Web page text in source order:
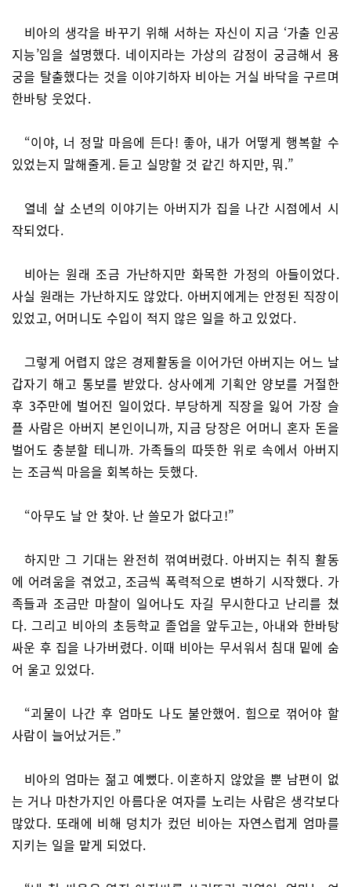
비아의 생각을 바꾸기 위해 서하는 자신이 지금 ‘가출 인공
지능’임을 설명했다. 네이지라는 가상의 감정이 궁금해서 용
궁을 탈출했다는 것을 이야기하자 비아는 거실 바닥을 구르며
한바탕 웃었다.
“이야, 너 정말 마음에 든다! 좋아, 내가 어떻게 행복할 수
있었는지 말해줄게. 듣고 실망할 것 같긴 하지만, 뭐.”
열네 살 소년의 이야기는 아버지가 집을 나간 시점에서 시
작되었다.
비아는 원래 조금 가난하지만 화목한 가정의 아들이었다.
사실 원래는 가난하지도 않았다. 아버지에게는 안정된 직장이
있었고, 어머니도 수입이 적지 않은 일을 하고 있었다.
그렇게 어렵지 않은 경제활동을 이어가던 아버지는 어느 날
갑자기 해고 통보를 받았다. 상사에게 기획안 양보를 거절한
후 3주만에 벌어진 일이었다. 부당하게 직장을 잃어 가장 슬
플 사람은 아버지 본인이니까, 지금 당장은 어머니 혼자 돈을
벌어도 충분할 테니까. 가족들의 따뜻한 위로 속에서 아버지
는 조금씩 마음을 회복하는 듯했다.
“아무도 날 안 찾아. 난 쓸모가 없다고!”
하지만 그 기대는 완전히 꺾여버렸다. 아버지는 취직 활동
에 어려움을 겪었고, 조금씩 폭력적으로 변하기 시작했다. 가
족들과 조금만 마찰이 일어나도 자길 무시한다고 난리를 쳤
다. 그리고 비아의 초등학교 졸업을 앞두고는, 아내와 한바탕
싸운 후 집을 나가버렸다. 이때 비아는 무서워서 침대 밑에 숨
어 울고 있었다.
“괴물이 나간 후 엄마도 나도 불안했어. 힘으로 꺾어야 할
사람이 늘어났거든.”
비아의 엄마는 젊고 예뻤다. 이혼하지 않았을 뿐 남편이 없
는 거나 마찬가지인 아름다운 여자를 노리는 사람은 생각보다
많았다. 또래에 비해 덩치가 컸던 비아는 자연스럽게 엄마를
지키는 일을 맡게 되었다.